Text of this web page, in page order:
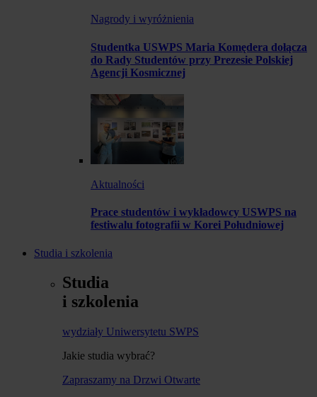
Nagrody i wyróżnienia
Studentka USWPS Maria Komędera dołącza
do Rady Studentów przy Prezesie Polskiej
Agencji Kosmicznej
Aktualności
Prace studentów i wykładowcy USWPS na
festiwalu fotografii w Korei Południowej
Studia i szkolenia
Studia
i szkolenia
wydziały Uniwersytetu SWPS
Jakie studia wybrać?
Zapraszamy na Drzwi Otwarte